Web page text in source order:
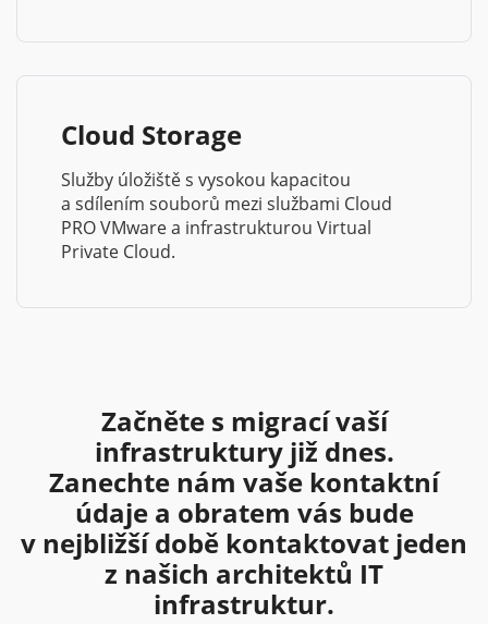
Cloud Storage
Služby úložiště s vysokou kapacitou
a sdílením souborů mezi službami Cloud
PRO VMware a infrastrukturou Virtual
Private Cloud.
Začněte s migrací vaší
infrastruktury již dnes.
Zanechte nám vaše kontaktní
údaje a obratem vás bude
v nejbližší době kontaktovat jeden
z našich architektů IT
infrastruktur.